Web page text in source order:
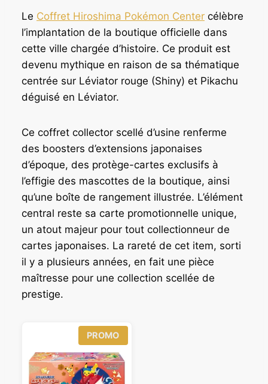
Le Coffret Hiroshima Pokémon Center célèbre
l’implantation de la boutique officielle dans
cette ville chargée d’histoire. Ce produit est
devenu mythique en raison de sa thématique
centrée sur Léviator rouge (Shiny) et Pikachu
déguisé en Léviator.
Ce coffret collector scellé d’usine renferme
des boosters d’extensions japonaises
d’époque, des protège-cartes exclusifs à
l’effigie des mascottes de la boutique, ainsi
qu’une boîte de rangement illustrée. L’élément
central reste sa carte promotionnelle unique,
un atout majeur pour tout collectionneur de
cartes japonaises. La rareté de cet item, sorti
il y a plusieurs années, en fait une pièce
maîtresse pour une collection scellée de
prestige.
PROMOP
R
O
D
U